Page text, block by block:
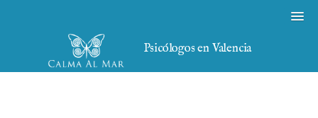
Psicólogos en Valencia